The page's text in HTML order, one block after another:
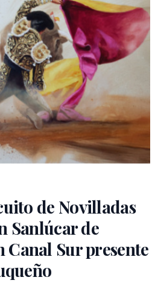
de Novilladas
Sanlúcar de
Canal Sur presente